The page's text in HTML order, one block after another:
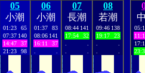
05
小潮
01:23
65
07:37 140
14:47
37
21:23
98
06
小潮
01:37
83
08:06 141
16:11
37
07
長潮
08:44 141
17:54
32
08
若潮
09:46 138
19:17
23